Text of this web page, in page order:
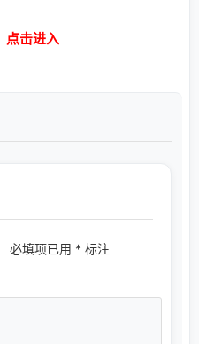
点击进入
必填项已用 * 标注